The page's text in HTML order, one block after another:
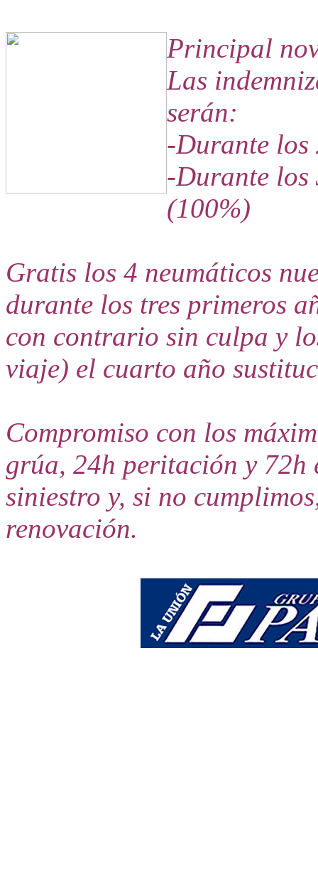
Principal
Las
serán:
-Durante los
-Durante los
(100%)
Gratis los 4 neumáticos
durante los tres primeros
con contrario sin culpa y
viaje) el cuarto año
Compromiso con los
grúa, 24h peritación y 72h
siniestro y, si no
renovación.